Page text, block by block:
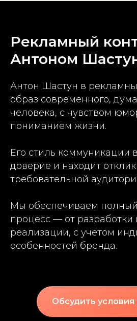
Рекламный
Антоном
Антон Шастун в
образ современного,
человека, с чувством
пониманием жизни.
Его стиль коммуникации
доверие и находит
требовательной
Мы обеспечиваем
процесс — от
реализации, с учетом
особенностей бренда.
Обсудить